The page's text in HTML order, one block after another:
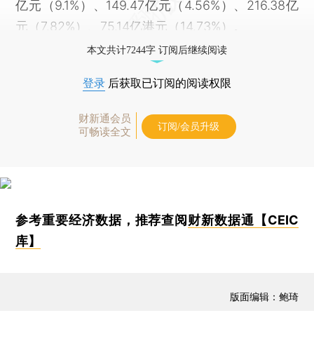
亿元（9.1%）、149.47亿元（4.56%）、216.38亿
元（7.82%）、75.14亿港元（14.73%）。
本文共计7244字 订阅后继续阅读
登录 后获取已订阅的阅读权限
财新通会员
可畅读全文
订阅/会员升级
参考重要经济数据，推荐查阅 财新数据通【CEIC
库】
版面编辑：鲍琦